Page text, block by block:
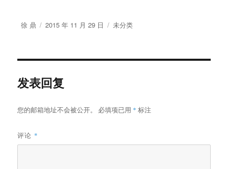
作
徐 鼎
发
2015 年 11 月 29 日
分
未分类
发表回复
您的邮箱地址不会被公开。 必填项已用 * 标注
评论 *